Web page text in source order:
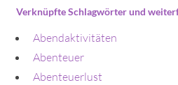
Verknüpfte Schlagwörter und
Abendaktivitäten
Abenteuer
Abenteuerlust